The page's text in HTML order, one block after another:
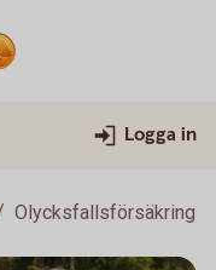
Logga in
Olycksfallsförsäkring